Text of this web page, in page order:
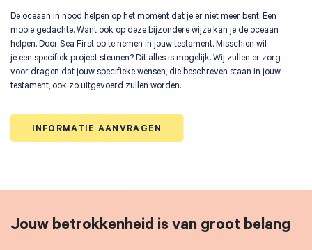
Anderen zochten ook
De oceaan in nood helpen op het moment dat je er niet meer bent. Een
mooie gedachte. Want ook op deze bijzondere wijze kan je de oceaan
helpen. Door Sea First op te nemen in jouw testament. Misschien wil
je een specifiek project steunen? Dit alles is mogelijk. Wij zullen er zorg
voor dragen dat jouw specifieke wensen, die beschreven staan in jouw
testament, ook zo uitgevoerd zullen worden.
INFORMATIE AANVRAGEN
Jouw betrokkenheid is van groot belang